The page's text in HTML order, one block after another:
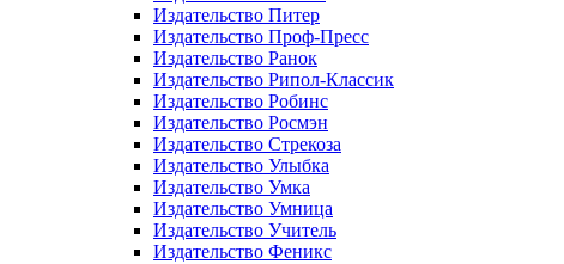
Издательство Питер
Издательство Проф-Пресс
Издательство Ранок
Издательство Рипол-Классик
Издательство Робинс
Издательство Росмэн
Издательство Стрекоза
Издательство Улыбка
Издательство Умка
Издательство Умница
Издательство Учитель
Издательство Феникс